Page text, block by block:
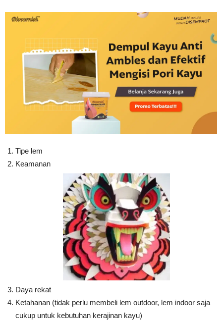
Tipe lem
Keamanan
Daya rekat
Ketahanan (tidak perlu membeli lem outdoor, lem indoor saja
cukup untuk kebutuhan kerajinan kayu)